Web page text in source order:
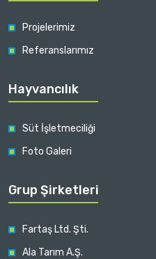
Projelerimiz
Referanslarımız
Hayvancılık
Süt İşletmeciliği
Foto Galeri
Grup Şirketleri
Fartaş Ltd. Şti.
Ala Tarım A.Ş.